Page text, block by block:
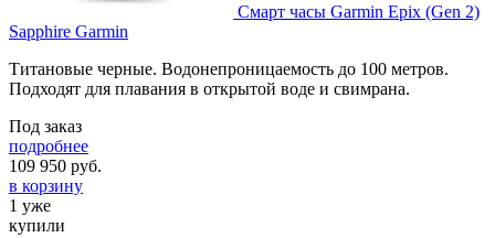
Смарт часы Garmin Epix (Gen 2)
Sapphire Garmin
Титановые черные. Водонепроницаемость до 100 метров.
Подходят для плавания в открытой воде и свимрана.
Под заказ
подробнее
109 950 руб.
в корзину
1 уже
купили